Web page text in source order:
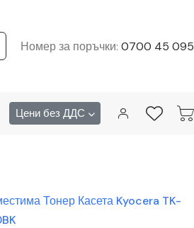
Номер за поръчки: 0700 45 095
Цени без ДДС
Тонер Касета Kyocera TK-